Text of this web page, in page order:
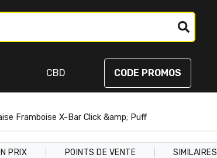
CBD CODE PROMOS
Framboise X-Bar Click &amp; Puff
PRIX POINTS DE VENTE SIMILAIRES